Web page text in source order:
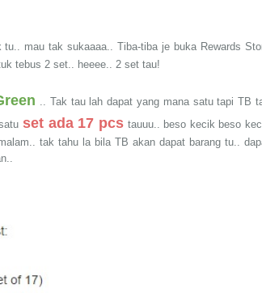
mau tak sukaaaa.. Tiba-tiba je buka Rewards
tebus 2 set.. heeee.. 2 set tau!
.. Tak tau lah dapat yang mana satu tapi TB
set ada 17 pcstauuu.. beso kecik beso
tak tahu la bila TB akan dapat barang tu..